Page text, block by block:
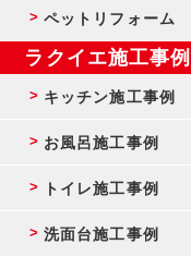
ペットリフォーム
ラクイエ施工事例
キッチン施工事例
お風呂施工事例
トイレ施工事例
洗面台施工事例